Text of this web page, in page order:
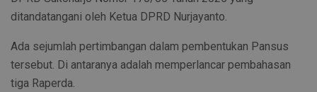
ditandatangani oleh Ketua DPRD Nurjayanto.
Ada sejumlah pertimbangan dalam pembentukan Pansus
tersebut. Di antaranya adalah memperlancar pembahasan
tiga Raperda.